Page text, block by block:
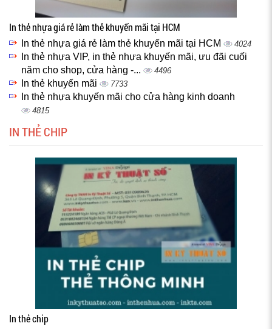
In thẻ nhựa giá rẻ làm thẻ khuyến mãi tại HCM
In thẻ nhựa giá rẻ làm thẻ khuyến mãi tại HCM 4024
In thẻ nhựa VIP, in thẻ nhựa khuyến mãi, ưu đãi cuối
năm cho shop, cửa hàng -...
4496
In thẻ khuyến mãi 7733
In thẻ nhựa khuyến mãi cho cửa hàng kinh doanh
4815
IN THẺ CHIP
In thẻ chip